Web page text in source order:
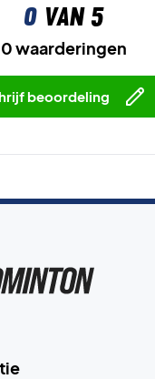
0van 5
0 waarderingen
beoordeling